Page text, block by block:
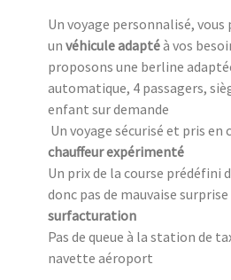
Un voyage personnalisé,
un véhicule adaptéà vos
proposons une berline
automatique, 4 passagers,
enfant sur demande
Un voyage sécurisé et pris en
chauffeur expérimenté
Un prix de la course prédéfini
donc pas de mauvaise surprise
surfacturation
Pas de queue à la station de
navette aéroport